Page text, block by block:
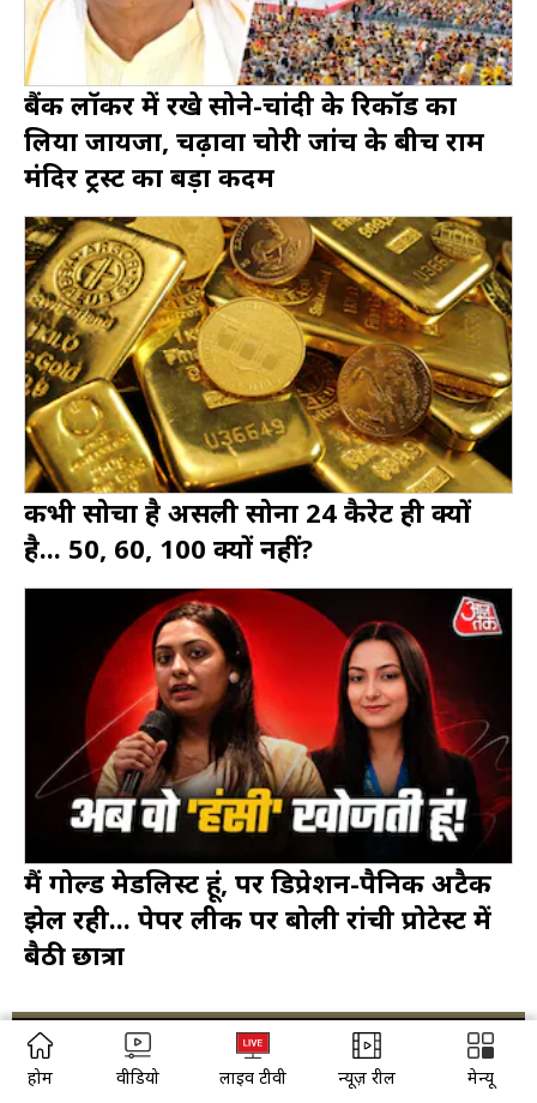
बैंक लॉकर में रखे सोने-चांदी के रिकॉर्ड का
लिया जायजा, चढ़ावा चोरी जांच के बीच राम
मंदिर ट्रस्ट का बड़ा कदम
कभी सोचा है असली सोना 24 कैरेट ही क्यों
है... 50, 60, 100 क्यों नहीं?
मैं गोल्ड मेडल‍िस्ट हूं, पर ड‍िप्रेशन-पैन‍िक अटैक
झेल रही... पेपर लीक पर बोली रांची प्रोटेस्ट में
बैठी छात्रा
About us Contact us
होम वीडियो लाइव टीवी न्यूज़ रील मेन्यू